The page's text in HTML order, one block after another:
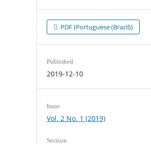
PDF (Portuguese (Brazil))
Published
2019-12-10
Issue
Vol. 2 No. 1 (2019)
Section